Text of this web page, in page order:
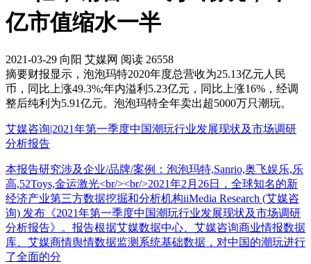
亿市值缩水一半
2021-03-29 向阳 艾媒网 阅读 26558
摘要财报显示，泡泡玛特2020年度总营收为25.13亿元人民
币，同比上涨49.3%;年内溢利5.23亿元，同比上涨16%，经调
整后纯利为5.91亿元。泡泡玛特全年卖出超5000万只潮玩。
艾媒咨询|2021年第一季度中国潮玩行业发展现状及市场调研
分析报告
本报告研究涉及企业/品牌/案例：泡泡玛特,Sanrio,奥飞娱乐,乐
高,52Toys,金运激光<br/><br/>2021年2月26日，全球知名的新
经济产业第三方数据挖掘和分析机构iiMedia Research (艾媒咨
询) 发布《2021年第一季度中国潮玩行业发展现状及市场调研
分析报告》。报告根据艾媒数据中心、艾媒咨询商业情报数据
库、艾媒商情舆情数据监测系统基础数据，对中国的潮玩进行
了全面的分